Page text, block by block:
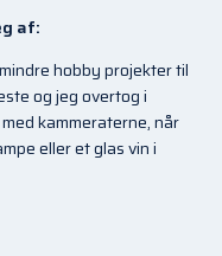
af:
hobby projekter til
og jeg overtog i
kammeraterne, når
eller et glas vin i